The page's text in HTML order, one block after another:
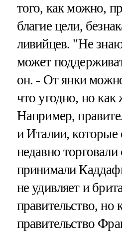
того, как можно,
благие цели,
ливийцев. "Не
может
он. - От янки
что угодно, но
Например,
и Италии, которые
недавно
принимали
не удивляет и
правительство, но
правительство